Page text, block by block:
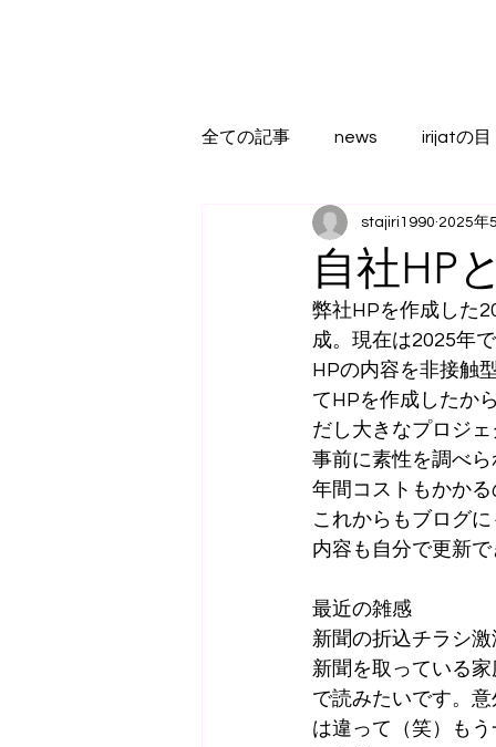
全ての記事 news irijatの目
自社HP
stajiri1990 2025年
弊社HPを作成した
成。現在は2025年
HPの内容を非接触
てHPを作成したか
だし大きなプロジ
事前に素性を調べ
年間コストもかか
これからもブログ
内容も自分で更新
最近の雑感
新聞の折込チラシ
新聞を取っている
で読みたいです。
は違って（笑）も